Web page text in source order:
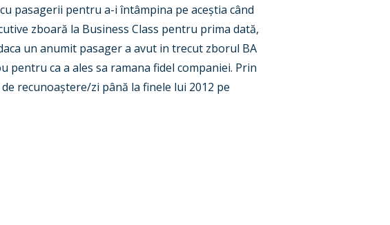
pasagerii pentru a-i întâmpina pe aceștia când
zboară la Business Class pentru prima dată,
un anumit pasager a avut in trecut zborul BA
ca a ales sa ramana fidel companiei. Prin
recunoaștere/zi până la finele lui 2012 pe